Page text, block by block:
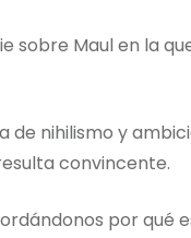
sobre Maul en la
de nihilismo y
convincente.
por qué